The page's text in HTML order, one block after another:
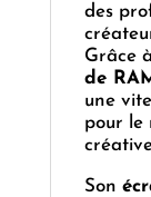
des
Grâce
de
une
pour le
Son